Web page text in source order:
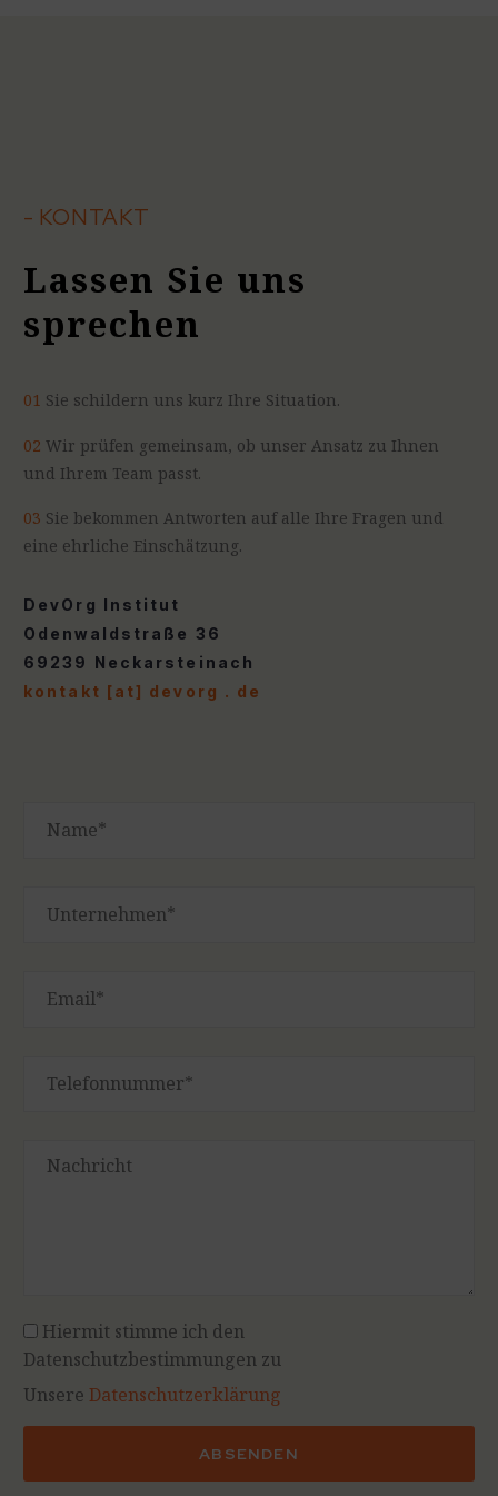
- KONTAKT
Lassen Sie uns
sprechen
01 Sie schildern uns kurz Ihre Situation.
02 Wir prüfen gemeinsam, ob unser Ansatz zu Ihnen
und Ihrem Team passt.
03 Sie bekommen Antworten auf alle Ihre Fragen und
eine ehrliche Einschätzung.
DevOrg Institut
Odenwaldstraße 36
69239 Neckarsteinach
kontakt [at] devorg . de
Hiermit stimme ich den
Datenschutzbestimmungen zu
Unsere Datenschutzerklärung